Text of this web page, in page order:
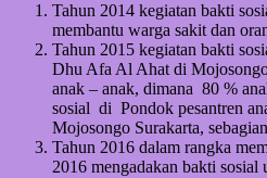
Tahun 2014 kegiatan bakti
membantu warga sakit dan
Tahun 2015 kegiatan bakti
Dhu Afa Al Ahat di
anak – anak, dimana 80 %
sosial di Pondok pesantren
Mojosongo Surakarta,
Tahun 2016 dalam rangka
2016 mengadakan bakti